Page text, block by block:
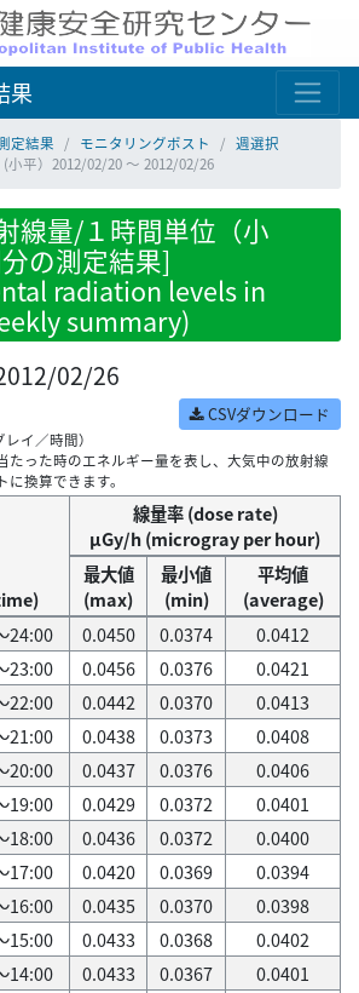
果
定結果 モニタリングポスト
週選択
小平）2012/02/20 ～ 2012/02/26
線量/１時間単位（小
の測定結果]
radiation levels in
summary)
02/26
CSVダウンロード
イ／時間）
たった時のエネルギー量を表し、大気中の放射線
換算できます。
線量率 (dose rate)
μGy/h (microgray per hour)
最大値
(max)
最小値
(min)
平均値
(average)
24:00
0.0450 0.0374
0.0412
23:00
0.0456 0.0376
0.0421
22:00
0.0442 0.0370
0.0413
21:00
0.0438 0.0373
0.0408
20:00
0.0437 0.0376
0.0406
19:00
0.0429 0.0372
0.0401
18:00
0.0436 0.0372
0.0400
17:00
0.0420 0.0369
0.0394
16:00
0.0435 0.0370
0.0398
15:00
0.0433 0.0368
0.0402
14:00
0.0433 0.0367
0.0401